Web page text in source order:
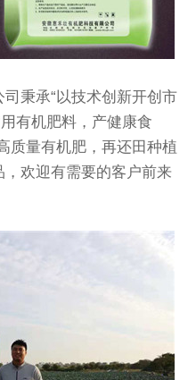
秉承“以技术创新开创市
有机肥料，产健康食
质量有机肥，再还田种植
欢迎有需要的客户前来